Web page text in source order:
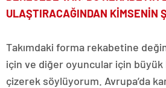
ULAŞTIRACAĞINDAN KİMSENİN
Takımdaki forma rekabetine
için ve diğer oyuncular için büyük
çizerek söylüyorum. Avrupa’da